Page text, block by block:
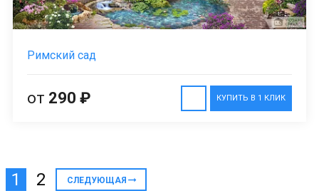
Римский сад
КУПИТЬ В 1 КЛИК
от 290 ₽
1 2 СЛЕДУЮЩАЯ